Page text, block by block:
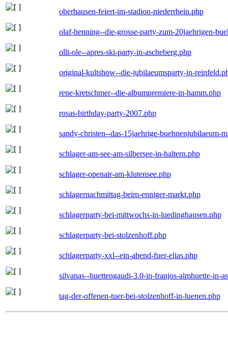
oberhausen-feiert-im-stadion-niederrhein.php
olaf-henning--die-grosse-party-zum-20jaehrigen-
olli-ole--apres-ski-party-in-ascheberg.php
original-kultshow--die-jubilaeumsparty-in-
rene-kretschmer--die-albumpremiere-in-hamm.php
rosas-birthday-party-2007.php
sandy-christen--das-15jaehrige-buehnenjubilaeum-
schlager-am-see-am-silbersee-in-haltern.php
schlager-openair-am-klutensee.php
schlagernachmittag-beim-enniger-markt.php
schlagerparty-bei-mittwochs-in-luedinghausen.php
schlagerparty-bei-stolzenhoff.php
schlagerparty-xxl--ein-abend-fuer-elias.php
silvanas--huettengaudi-3.0-in-franjos-almhuette-in-
tag-der-offenen-tuer-bei-stolzenhoff-in-luenen.php